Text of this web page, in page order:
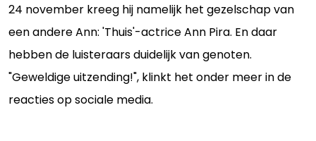
24 november kreeg hij namelijk het gezelschap van
een andere Ann: 'Thuis'-actrice Ann Pira. En daar
hebben de luisteraars duidelijk van genoten.
"Geweldige uitzending!", klinkt het onder meer in de
reacties op sociale media.